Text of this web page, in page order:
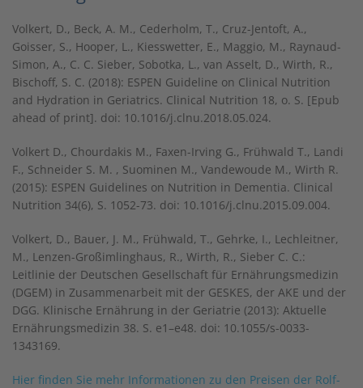
Volkert, D., Beck, A. M., Cederholm, T., Cruz-Jentoft, A.,
Goisser, S., Hooper, L., Kiesswetter, E., Maggio, M., Raynaud-
Simon, A., C. C. Sieber, Sobotka, L., van Asselt, D., Wirth, R.,
Bischoff, S. C. (2018): ESPEN Guideline on Clinical Nutrition
and Hydration in Geriatrics. Clinical Nutrition 18, o. S. [Epub
ahead of print]. doi: 10.1016/j.clnu.2018.05.024.
Volkert D., Chourdakis M., Faxen-Irving G., Frühwald T., Landi
F., Schneider S. M. , Suominen M., Vandewoude M., Wirth R.
(2015): ESPEN Guidelines on Nutrition in Dementia. Clinical
Nutrition 34(6), S. 1052-73. doi: 10.1016/j.clnu.2015.09.004.
Volkert, D., Bauer, J. M., Frühwald, T., Gehrke, I., Lechleitner,
M., Lenzen-Großimlinghaus, R., Wirth, R., Sieber C. C.:
Leitlinie der Deutschen Gesellschaft für Ernährungsmedizin
(DGEM) in Zusammenarbeit mit der GESKES, der AKE und der
DGG. Klinische Ernährung in der Geriatrie (2013): Aktuelle
Ernährungsmedizin 38. S. e1–e48. doi: 10.1055/s-0033-
1343169.
Hier finden Sie mehr Informationen zu den Preisen der Rolf-